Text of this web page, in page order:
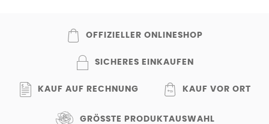
OFFIZIELLER ONLINESHOP
SICHERES EINKAUFEN
KAUF AUF RECHNUNG KAUF VOR ORT
GRÖSSTE PRODUKTAUSWAHL